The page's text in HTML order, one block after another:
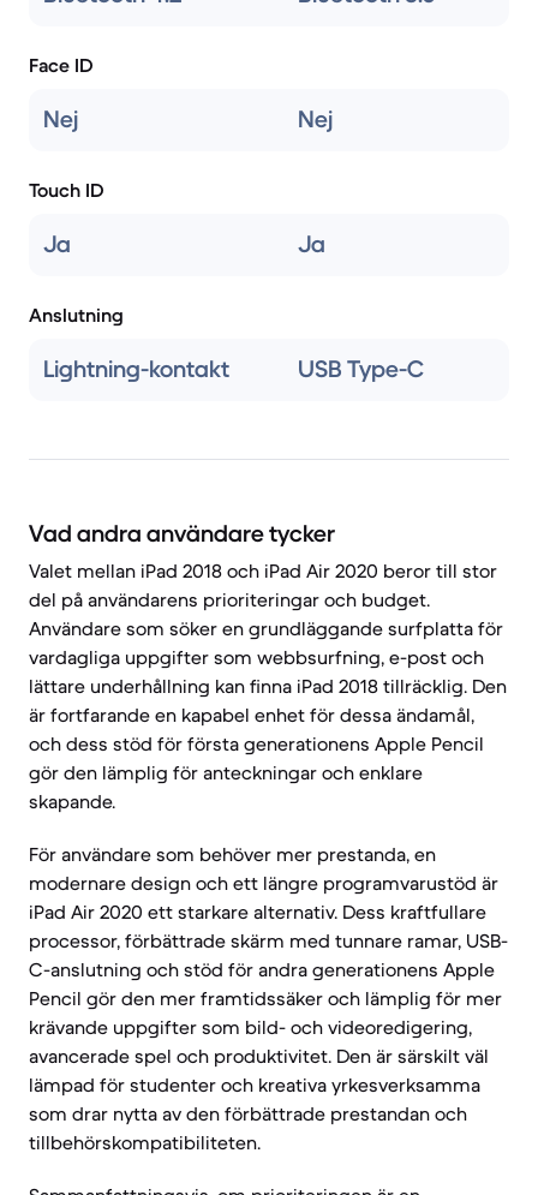
Face ID
Nej Nej
Touch ID
Ja Ja
Anslutning
Lightning-kontakt USB Type-C
Vad andra användare tycker
Valet mellan iPad 2018 och iPad Air 2020 beror till stor
del på användarens prioriteringar och budget.
Användare som söker en grundläggande surfplatta för
vardagliga uppgifter som webbsurfning, e-post och
lättare underhållning kan finna iPad 2018 tillräcklig. Den
är fortfarande en kapabel enhet för dessa ändamål,
och dess stöd för första generationens Apple Pencil
gör den lämplig för anteckningar och enklare
skapande.
För användare som behöver mer prestanda, en
modernare design och ett längre programvarustöd är
iPad Air 2020 ett starkare alternativ. Dess kraftfullare
processor, förbättrade skärm med tunnare ramar, USB-
C-anslutning och stöd för andra generationens Apple
Pencil gör den mer framtidssäker och lämplig för mer
krävande uppgifter som bild- och videoredigering,
avancerade spel och produktivitet. Den är särskilt väl
lämpad för studenter och kreativa yrkesverksamma
som drar nytta av den förbättrade prestandan och
tillbehörskompatibiliteten.